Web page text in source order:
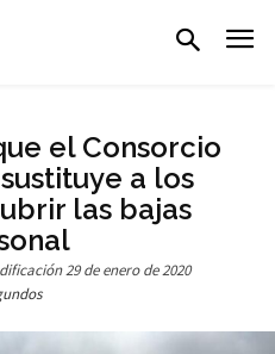
el Consorcio
a los
las bajas
29 de enero de 2020